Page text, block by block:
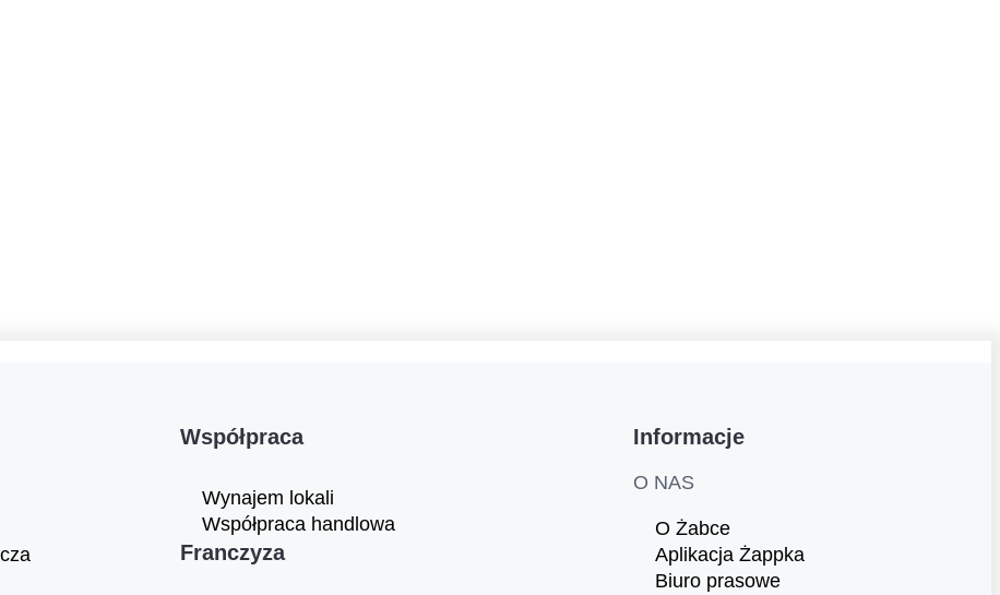
Współpraca
Wynajem lokali
Współpraca handlowa
Franczyza
Informacje
O NAS
O Żabce
Aplikacja Żappka
Biuro prasowe